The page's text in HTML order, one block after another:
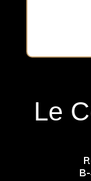
Le